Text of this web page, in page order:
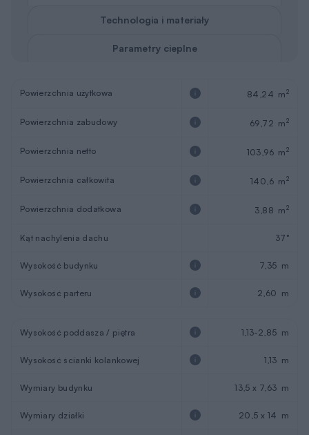
Technologia i materiały
Parametry cieplne
Powierzchnia użytkowa 84,24 m2
Powierzchnia zabudowy 69,72 m2
Powierzchnia netto 103,96 m2
Powierzchnia całkowita 140,6 m2
Powierzchnia dodatkowa 3,88 m2
Kąt nachylenia dachu 37°
Wysokość budynku 7,35 m
Wysokość parteru 2,60 m
Wysokość poddasza / piętra 1,13-2,85 m
Wysokość ścianki kolankowej 1,13 m
Wymiary budynku 13,5 x 7,63 m
Wymiary działki 20,5 x 14 m